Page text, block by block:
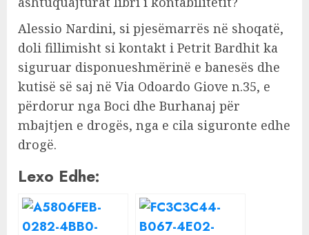
Alessio Nardini, si pjesëmarrës në shoqatë,
doli fillimisht si kontakt i Petrit Bardhit ka
siguruar disponueshmërinë e banesës dhe
kutisë së saj në Via Odoardo Giove n.35, e
përdorur nga Boci dhe Burhanaj për
mbajtjen e drogës, nga e cila siguronte edhe
drogë.
Lexo Edhe: